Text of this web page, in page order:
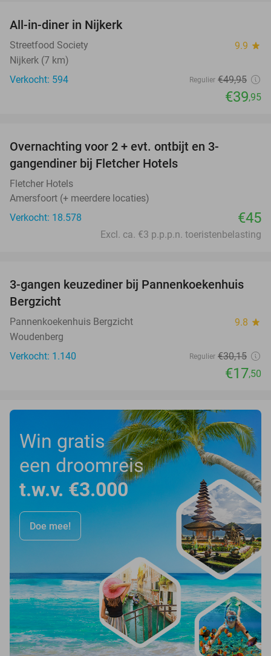
All-in-diner in Nijkerk
Streetfood Society 9.9 star
Nijkerk (7 km)
Verkocht: 594
Regulier €49,95
€39,95
Overnachting voor 2 + evt. ontbijt en 3-
gangendiner bij Fletcher Hotels
Fletcher Hotels
Amersfoort (+ meerdere locaties)
Verkocht: 18.578
€45
Excl. ca. €3 p.p.p.n. toeristenbelasting
42%
3-gangen keuzediner bij Pannenkoekenhuis
Bergzicht
Pannenkoekenhuis Bergzicht 9.8 star
Woudenberg
Verkocht: 1.140
Regulier €30,15
€17,50
Win gratis
een droomreis
t.w.v. €3.000
Doe mee!